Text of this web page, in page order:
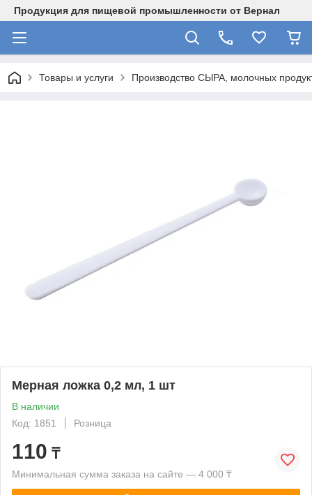
Продукция для пищевой промышленности от Вернал
Товары и услуги Производство СЫРА, молочных
Мерная ложка 0,2 мл, 1 шт
В наличии
Код: 1851
Розница
110 ₸
Минимальная сумма заказа на сайте — 4 000 ₸